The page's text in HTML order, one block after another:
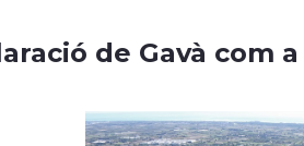
de Gavà com